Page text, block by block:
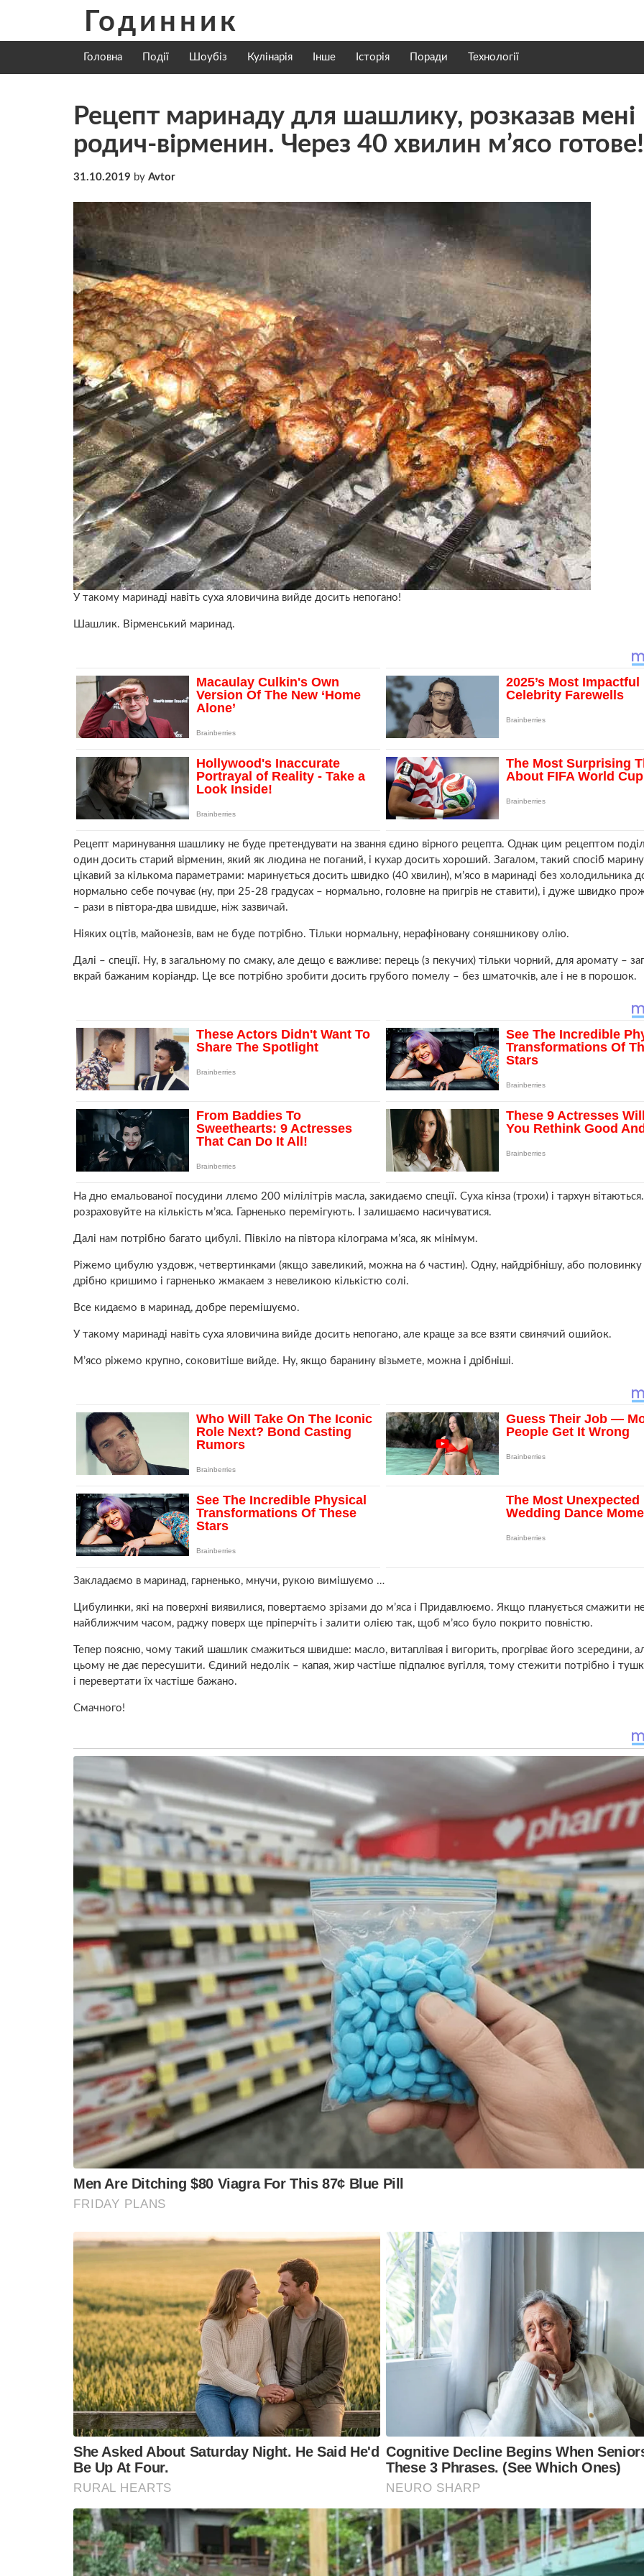
content
Годинник
Головна Події Шоубіз Кулінарія Інше Історія Поради Технології
Рецепт маринаду для шашлику, розказав мені
родич-вірменин. Через 40 хвилин м’ясо готове!
31.10.2019 by Avtor
У такому маринаді навіть суха яловичина вийде досить непогано!
Шашлик. Вірменський маринад.
Рецепт маринування шашлику не буде претендувати на звання єдино вірного рецепта. Однак цим рецептом
один досить старий вірменин, який як людина не поганий, і кухар досить хороший. Загалом, такий спосіб
цікавий за кількома параметрами: маринується досить швидко (40 хвилин), м’ясо в маринаді без холодильника
нормально себе почуває (ну, при 25-28 градусах – нормально, головне на пригрів не ставити), і дуже швидко
– рази в півтора-два швидше, ніж зазвичай.
Ніяких оцтів, майонезів, вам не буде потрібно. Тільки нормальну, нерафіновану соняшникову олію.
Далі – спеції. Ну, в загальному по смаку, але дещо є важливе: перець (з пекучих) тільки чорний, для аромату –
вкрай бажаним коріандр. Це все потрібно зробити досить грубого помелу – без шматочків, але і не в порошок.
На дно емальованої посудини ллємо 200 мілілітрів масла, закидаємо спеції. Суха кінза (трохи) і тархун
розраховуйте на кількість м’яса. Гарненько перемігують. І залишаємо насичуватися.
Далі нам потрібно багато цибулі. Півкіло на півтора кілограма м’яса, як мінімум.
Ріжемо цибулю уздовж, четвертинками (якщо завеликий, можна на 6 частин). Одну, найдрібнішу, або
дрібно кришимо і гарненько жмакаем з невеликою кількістю солі.
Все кидаємо в маринад, добре перемішуємо.
У такому маринаді навіть суха яловичина вийде досить непогано, але краще за все взяти свинячий ошийок.
М’ясо ріжемо крупно, соковитіше вийде. Ну, якщо баранину візьмете, можна і дрібніші.
Закладаємо в маринад, гарненько, мнучи, рукою вимішуємо …
Цибулинки, які на поверхні виявилися, повертаємо зрізами до м’яса і Придавлюємо. Якщо планується смажити
найближчим часом, раджу поверх ще пріперчіть і залити олією так, щоб м’ясо було покрито повністю.
Тепер поясню, чому такий шашлик смажиться швидше: масло, витаплівая і вигорить, прогріває його зсередини,
цьому не дає пересушити. Єдиний недолік – капая, жир частіше підпалює вугілля, тому стежити потрібно і
і перевертати їх частіше бажано.
Смачного!